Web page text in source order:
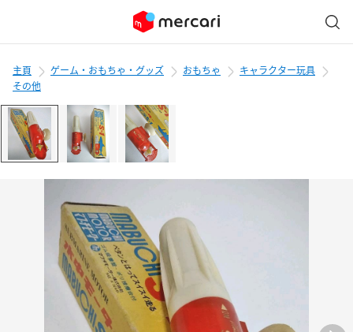
主頁 ゲーム・おもちゃ・グッズ おもちゃ
キャラクター玩具
その他